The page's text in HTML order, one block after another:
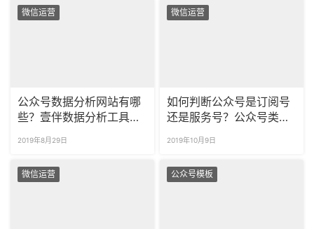
微信运营
公众号数据分析网站有哪
些？壹伴数据分析工具让
2019年8月29日
微信运营
如何判断公众号是订阅号
还是服务号？公众号类型
2019年10月9日
微信运营 公众号模板